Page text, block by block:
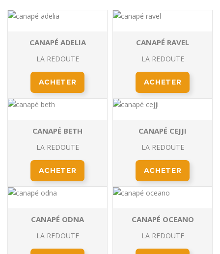
CANAPÉ ADELIA
LA REDOUTE
ACHETER
CANAPÉ RAVEL
LA REDOUTE
ACHETER
CANAPÉ BETH
LA REDOUTE
ACHETER
CANAPÉ CEJJI
LA REDOUTE
ACHETER
CANAPÉ ODNA
LA REDOUTE
CANAPÉ OCEANO
LA REDOUTE